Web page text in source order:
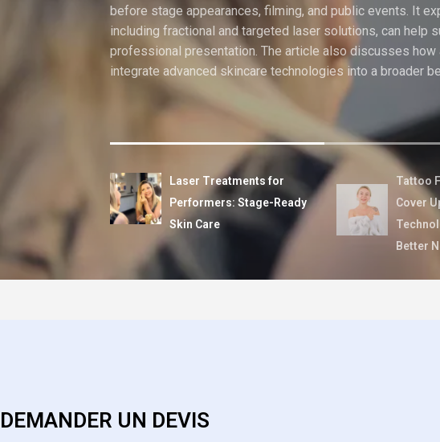
before stage appearances, filming, and public events. It
including fractional and targeted laser solutions, can help
professional presentation. The article also discusses
integrate advanced skincare technologies into a broader
Laser Treatments for
Performers: Stage-Ready
Skin Care
Tattoo
Cover
Better
DEMANDER UN DEVIS